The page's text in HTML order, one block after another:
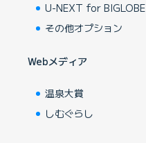
U-NEXT for BIGLOBE
その他オプション
Webメディア
温泉大賞
しむぐらし